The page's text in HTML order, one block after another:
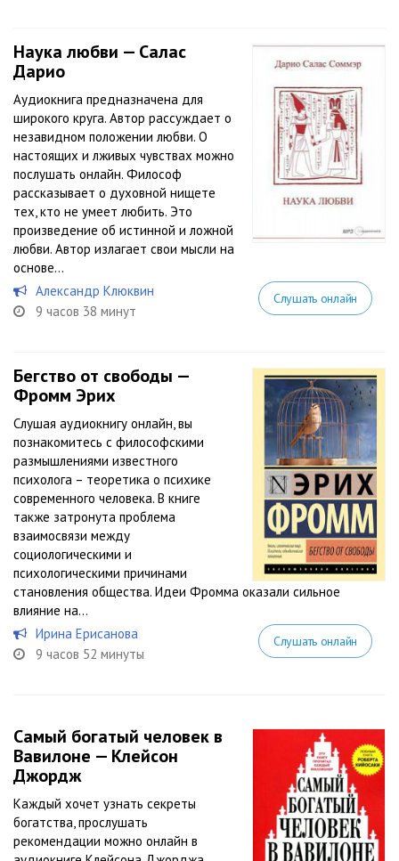
Наука любви — Салас
Дарио
Аудиокнига предназначена для
широкого круга. Автор рассуждает о
незавидном положении любви. О
настоящих и лживых чувствах можно
послушать онлайн. Философ
рассказывает о духовной нищете
тех, кто не умеет любить. Это
произведение об истинной и ложной
любви. Автор излагает свои мысли на
основе...
Александр Клюквин
9 часов 38 минут
Слушать онлайн
Бегство от свободы —
Фромм Эрих
Слушая аудиокнигу онлайн, вы
познакомитесь с философскими
размышлениями известного
психолога – теоретика о психике
современного человека. В книге
также затронута проблема
взаимосвязи между
социологическими и
психологическими причинами
становления общества. Идеи Фромма оказали сильное
влияние на...
Ирина Ерисанова
9 часов 52 минуты
Слушать онлайн
Самый богатый человек в
Вавилоне — Клейсон
Джордж
Каждый хочет узнать секреты
богатства, прослушать
рекомендации можно онлайн в